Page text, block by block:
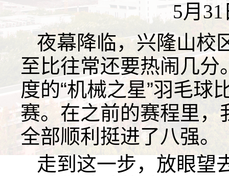
5月
夜幕降临，兴隆山校
至比往常还要热闹几
度的“机械之星”羽毛
赛。在之前的赛程里，
全部顺利挺进了八强。
走到这一步，放眼望